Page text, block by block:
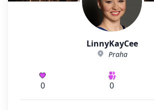
LinnyKayCee
Praha
0 0